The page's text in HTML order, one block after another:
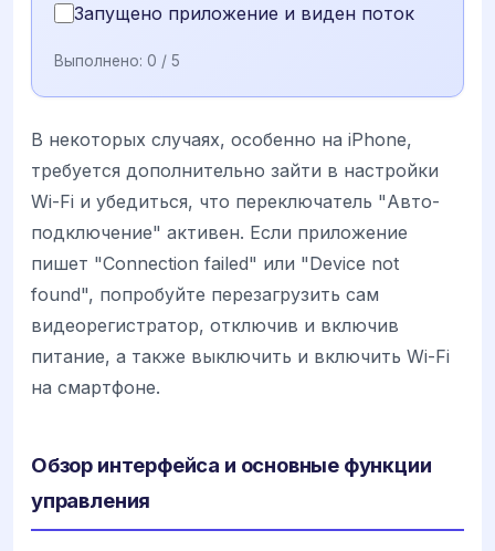
Запущено приложение и виден поток
Выполнено: 0 / 5
В некоторых случаях, особенно на iPhone,
требуется дополнительно зайти в настройки
Wi-Fi и убедиться, что переключатель "Авто-
подключение" активен. Если приложение
пишет "Connection failed" или "Device not
found", попробуйте перезагрузить сам
видеорегистратор, отключив и включив
питание, а также выключить и включить Wi-Fi
на смартфоне.
Обзор интерфейса и основные функции
управления